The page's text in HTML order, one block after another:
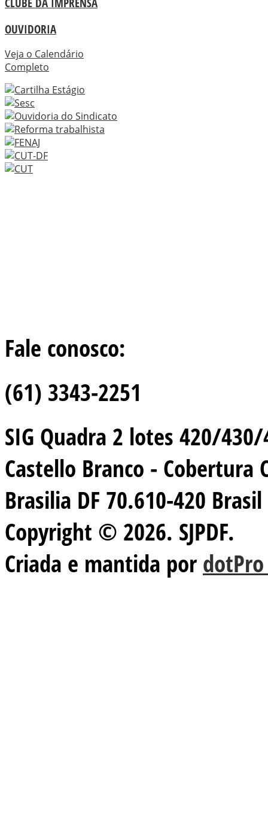
OUVIDORIA
Veja o Calendário
Completo
Fale conosco:
(61) 3343-2251
SIG Quadra 2 lotes 420/
Castello Branco - Cobertura
Brasilia DF 70.610-420 Brasil
Copyright © 2026. SJPDF.
Criada e mantida por